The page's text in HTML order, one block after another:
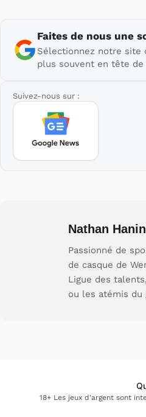
Faites de nous une
Sélectionnez notre site
plus souvent en tête
Suivez-nous sur :
Nathan
Passionné de
de casque de
Ligue des
ou les atémis du
18+ Les jeux d'argent sont